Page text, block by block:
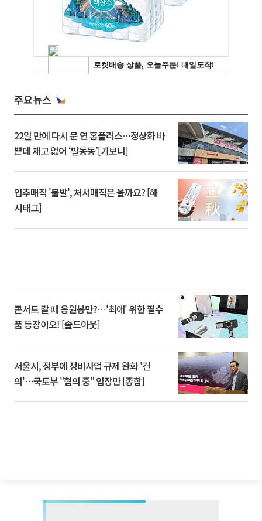
주요뉴스
22일 만에 다시 문 연 홈플러스…정상화 바
쁜데 재고 없어 ‘발동동’[가보니]
입추매직 '불발', 처서매직은 올까요? [해
시태그]
콘서트 갈 때 응원봉만?⋯'최애' 위한 필수
품 등장이오! [솔드아웃]
서울시, 정부에 정비사업 규제 완화 '건
의'⋯국토부 "협의 중" 입장만 [종합]